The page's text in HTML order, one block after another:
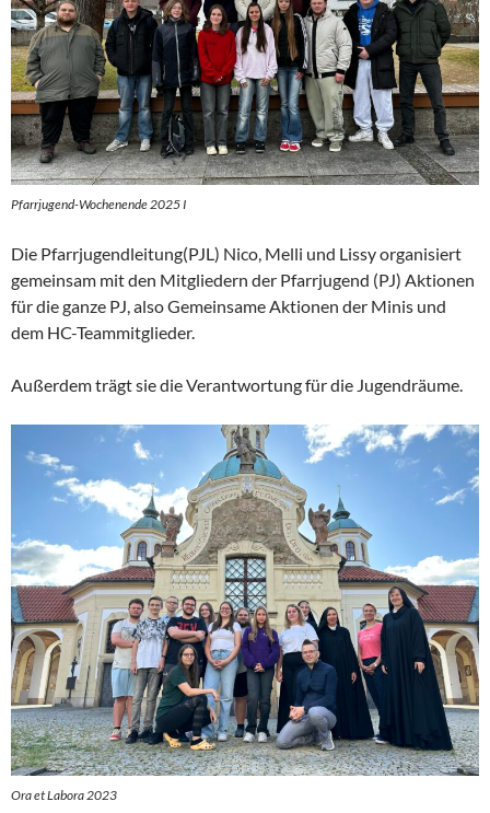
Pfarrjugend-Wochenende 2025 I
Die Pfarrjugendleitung(PJL) Nico, Melli und Lissy organisiert
gemeinsam mit den Mitgliedern der Pfarrjugend (PJ) Aktionen
für die ganze PJ, also Gemeinsame Aktionen der Minis und
dem HC-Teammitglieder.
Außerdem trägt sie die Verantwortung für die Jugendräume.
Ora et Labora 2023